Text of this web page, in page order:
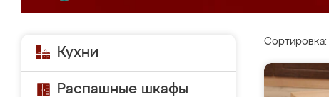
Кухни
Распашные шкафы
Сортировка: